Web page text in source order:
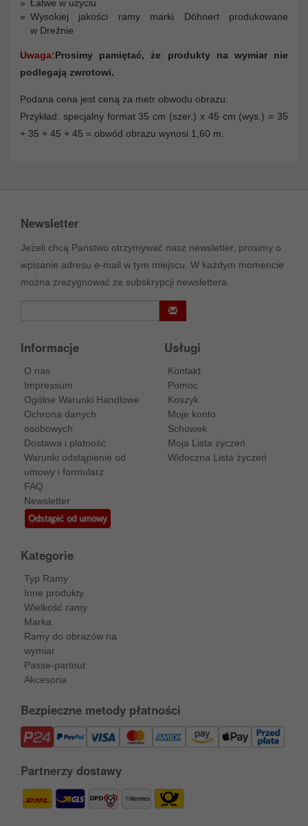
Łatwe w użyciu
Wysokiej jakości ramy marki Döhnert produkowane
w Dreźnie
Uwaga:Prosimy pamiętać, że produkty na wymiar nie
podlegają zwrotowi.
Podana cena jest ceną za metr obwodu obrazu.
Przykład: specjalny format 35 cm (szer.) x 45 cm (wys.) = 35
+ 35 + 45 + 45 = obwód obrazu wynosi 1,60 m.
Newsletter
Jeżeli chcą Państwo otrzymywać nasz newsletter, prosimy o
wpisanie adresu e-mail w tym miejscu. W każdym momencie
można zrezygnować ze subskrypcji newslettera.
Informacje
O nas
Impressum
Ogólne Warunki Handlowe
Ochrona danych
osobowych
Dostawa i platność
Warunki odstąpienie od
umowy i formularz
FAQ
Newsletter
Odstąpić od umowy
Usługi
Kontakt
Pomoc
Koszyk
Moje konto
Schowek
Moja Lista życzeń
Widoczna Lista życzeń
Kategorie
Typ Ramy
Inne produkty
Wielkość ramy
Marka
Ramy do obrazów na
wymiar
Passe-partout
Akcesoria
Bezpieczne metody płatności
Partnerzy dostawy